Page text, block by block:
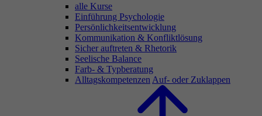
alle Kurse
Einführung Psychologie
Persönlichkeitsentwicklung
Kommunikation & Konfliktlösung
Sicher auftreten & Rhetorik
Seelische Balance
Farb- & Typberatung
Alltagskompetenzen Auf- oder Zuklappen